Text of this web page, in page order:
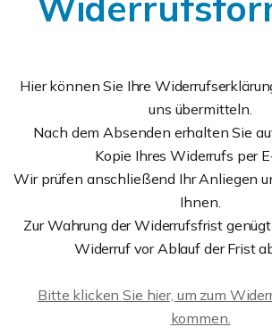
Hier können Sie Ihre
uns übermitteln.
Nach dem Absenden erhalten Sie
Kopie Ihres Widerrufs per
Wir prüfen anschließend Ihr Anliegen
Ihnen.
Zur Wahrung der Widerrufsfrist
Widerruf vor Ablauf der Frist
Bitte klicken Sie hier, um zum
kommen.